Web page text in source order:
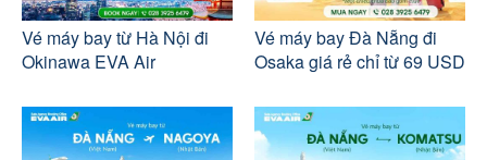
Vé máy bay từ Hà Nội đi
Okinawa EVA Air
Vé máy bay Đà Nẵng đi
Osaka giá rẻ chỉ từ 69 USD